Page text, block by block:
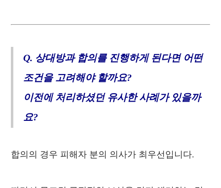
Q. 상대방과 합의를 진행하게 된다면 어떤
조건을 고려해야 할까요?
이전에 처리하셨던 유사한 사례가 있을까
요?
합의의 경우 피해자 분의 의사가 최우선입니다.